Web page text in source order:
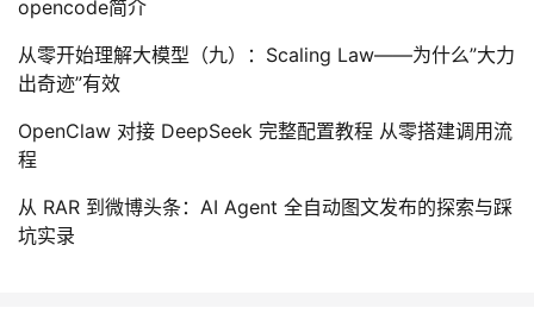
opencode简介
从零开始理解大模型（九）：Scaling Law——为什么”大力
出奇迹”有效
OpenClaw 对接 DeepSeek 完整配置教程 从零搭建调用流
程
从 RAR 到微博头条：AI Agent 全自动图文发布的探索与踩
坑实录